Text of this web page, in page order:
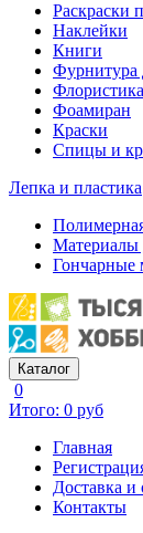
Раскраски
Наклейки
Книги
Фурнитура
Флористика
Фоамиран
Краски
Спицы и
Лепка и пластика
Материалы
Гончарные
Каталог
0
Итого: 0 руб
Главная
Доставка и
Контакты